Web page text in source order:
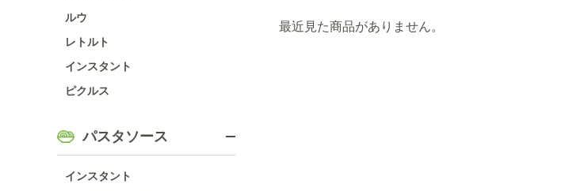
ルウ
レトルト
インスタント
ピクルス
パスタソース
インスタント
最近見た商品がありません。